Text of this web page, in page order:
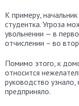
К примеру,
студентка. Угроза
увольнении — в
отчислении – во
Помимо этого, к
относится
руководство
предприняло.